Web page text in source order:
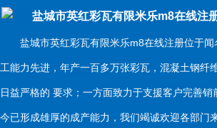
盐城市英红彩瓦有限米乐m8在线注
盐城市英红彩瓦有限米乐m8在线注册位于闻
工能力先进，年产一百多万张彩瓦，混凝土钢
日益严格的 要求；一方面致力于支援客户完善
今已形成雄厚的成产能力，我们竭诚欢迎各部